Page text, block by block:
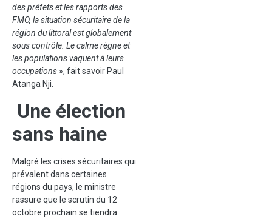
des préfets et les rapports des
FMO, la situation sécuritaire de la
région du littoral est globalement
sous contrôle. Le calme règne et
les populations vaquent à leurs
occupations », fait savoir Paul
Atanga Nji.
Une élection
sans haine
Malgré les crises sécuritaires qui
prévalent dans certaines
régions du pays, le ministre
rassure que le scrutin du 12
octobre prochain se tiendra